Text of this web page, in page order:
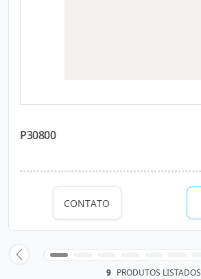
P30800
CONTATO
9 PRODUTOS LISTADOS